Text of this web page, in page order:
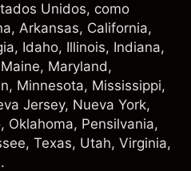
Unidos, como
Arkansas, California,
Idaho, Illinois, Indiana,
Maryland,
Minnesota, Mississippi,
Jersey, Nueva York,
Oklahoma, Pensilvania,
Texas, Utah, Virginia,